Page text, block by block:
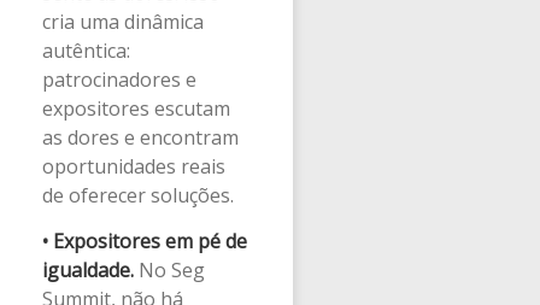
cria uma dinâmica
autêntica:
patrocinadores e
expositores escutam
as dores e encontram
oportunidades reais
de oferecer soluções.
• Expositores em pé de
igualdade. No Seg
Summit, não há